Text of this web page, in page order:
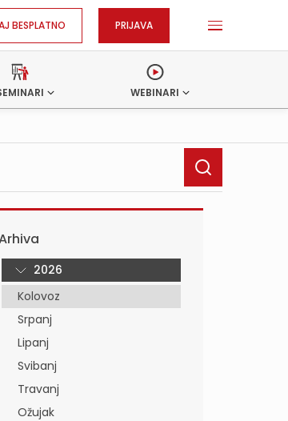
BESPLATNO PRIJAVA
WEBINARI
2026
Kolovoz
Srpanj
Lipanj
Svibanj
Travanj
Ožujak